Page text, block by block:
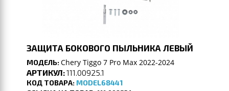
ЗАЩИТА БОКОВОГО ПЫЛЬНИКА ЛЕВЫЙ
МОДЕЛЬ:Chery Tiggo 7 Pro Max 2022-2024
АРТИКУЛ:111.00925.1
КОД ТОВАРА: MODEL68441